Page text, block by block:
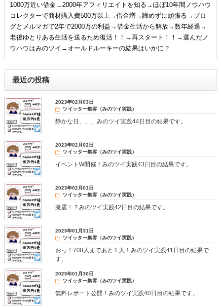
1000万近い借金→2000年アフィリエイトを知る→ほぼ10年間ノウハウ
コレクターで商材購入費500万以上→借金増→諦めずに頑張る→ブロ
グとメルマガで2年で2000万の利益→借金生活から解放→数年経過→
老後ゆとりある生活を送るため復活！！→再スタート！！→選んだノ
ウハウはみのツイ→オールドルーキーの結果はいかに？
最近の投稿
2023年02月03日
ツイッター集客（みのツイ実践）
静かな日、、、みのツイ実践44日目の結果です。
2023年02月02日
ツイッター集客（みのツイ実践）
イベントW開催！みのツイ実践43日目の結果です。
2023年02月01日
ツイッター集客（みのツイ実践）
激震！？みのツイ実践42日目の結果です。
2023年01月31日
ツイッター集客（みのツイ実践）
おっ！700人まであと１人！みのツイ実践41日目の結果で
す。
2023年01月30日
ツイッター集客（みのツイ実践）
無料レポート公開！みのツイ実践40日目の結果です。